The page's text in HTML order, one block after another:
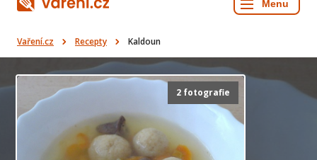
Vaření.cz Recepty Kaldoun
2 fotografie